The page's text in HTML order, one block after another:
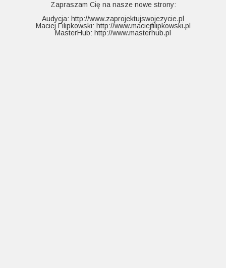
Zapraszam Cię na nasze nowe strony:
Audycja: http://www.zaprojektujswojezycie.pl
Maciej Filipkowski: http://www.maciejfilipkowski.pl
MasterHub: http://www.masterhub.pl